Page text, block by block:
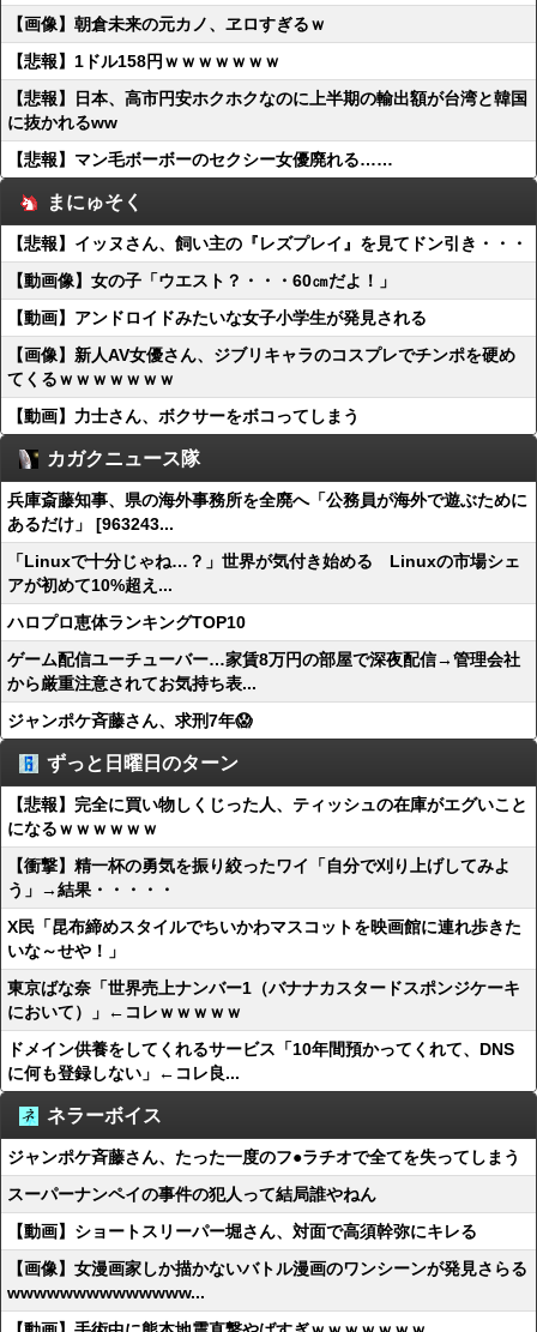
【画像】朝倉未来の元カノ、ヱロすぎるｗ
【悲報】1ドル158円ｗｗｗｗｗｗｗ
【悲報】日本、高市円安ホクホクなのに上半期の輸出額が台湾と韓国
に抜かれるww
【悲報】マン毛ボーボーのセクシー女優廃れる……
まにゅそく
【悲報】イッヌさん、飼い主の『レズプレイ』を見てドン引き・・・
【動画像】女の子「ウエスト？・・・60㎝だよ！」
【動画】アンドロイドみたいな女子小学生が発見される
【画像】新人AV女優さん、ジブリキャラのコスプレでチンポを硬め
てくるｗｗｗｗｗｗｗ
【動画】力士さん、ボクサーをボコってしまう
カガクニュース隊
兵庫斎藤知事、県の海外事務所を全廃へ「公務員が海外で遊ぶために
あるだけ」 [963243...
「Linuxで十分じゃね…？」世界が気付き始める Linuxの市場シェ
アが初めて10%超え...
ハロプロ恵体ランキングTOP10
ゲーム配信ユーチューバー…家賃8万円の部屋で深夜配信→管理会社
から厳重注意されてお気持ち表...
ジャンポケ斉藤さん、求刑7年😱
ずっと日曜日のターン
【悲報】完全に買い物しくじった人、ティッシュの在庫がエグいこと
になるｗｗｗｗｗｗ
【衝撃】精一杯の勇気を振り絞ったワイ「自分で刈り上げしてみよ
う」→結果・・・・・
X民「昆布締めスタイルでちいかわマスコットを映画館に連れ歩きた
いな～せや！」
東京ばな奈「世界売上ナンバー1（バナナカスタードスポンジケーキ
において）」←コレｗｗｗｗｗ
ドメイン供養をしてくれるサービス「10年間預かってくれて、DNS
に何も登録しない」←コレ良...
ネラーボイス
ジャンポケ斉藤さん、たった一度のフ●ラチオで全てを失ってしまう
スーパーナンペイの事件の犯人って結局誰やねん
【動画】ショートスリーパー堀さん、対面で高須幹弥にキレる
【画像】女漫画家しか描かないバトル漫画のワンシーンが発見さらる
wwwwwwwwwwwwww...